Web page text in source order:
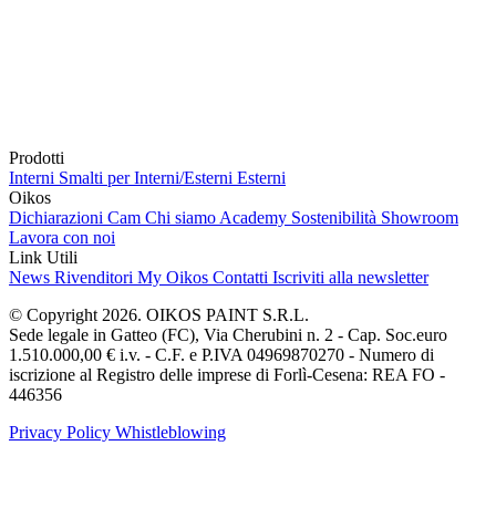
Prodotti
Interni Smalti per Interni/Esterni Esterni
Oikos
Dichiarazioni Cam Chi siamo Academy Sostenibilità Showroom
Lavora con noi
Link Utili
News Rivenditori My Oikos Contatti Iscriviti alla newsletter
© Copyright 2026. OIKOS PAINT S.R.L.
Sede legale in Gatteo (FC), Via Cherubini n. 2 - Cap. Soc.euro
1.510.000,00 € i.v. - C.F. e P.IVA 04969870270 - Numero di
iscrizione al Registro delle imprese di Forlì-Cesena: REA FO -
446356
Privacy Policy Whistleblowing